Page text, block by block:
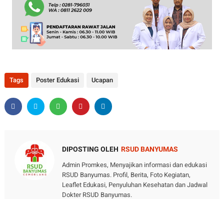
Tags Poster Edukasi Ucapan
DIPOSTING OLEH RSUD BANYUMAS
Admin Promkes, Menyajikan informasi dan edukasi
RSUD Banyumas. Profil, Berita, Foto Kegiatan,
Leaflet Edukasi, Penyuluhan Kesehatan dan Jadwal
Dokter RSUD Banyumas.